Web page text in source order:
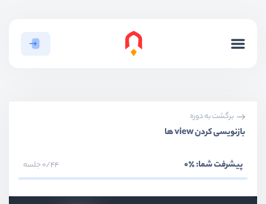
برگشت به دوره
بازنویسی کردن view ها
پیشرفت شما:٪0 0/44 جلسه
صفحه بندی کردن اطلاعات
ماژول فرم ها و اعتبارسنجی اطلاعات
اعتبارسنجی اطلاعات - بخش دوم
ویدیو آموزشی 15:04